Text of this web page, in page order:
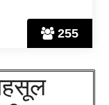
255